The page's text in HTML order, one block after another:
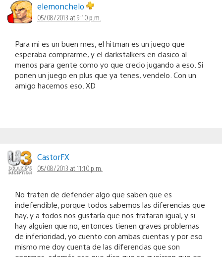
elemonchelo
05/08/2013 at 9:10 p.m.
Para mi es un buen mes, el hitman es un juego que
esperaba comprarme, y el darkstalkers en clasico al
menos para gente como yo que crecio jugando a eso. Si
ponen un juego en plus que ya tenes, vendelo. Con un
amigo hacemos eso. XD
CastorFX
05/08/2013 at 11:10 p.m.
No traten de defender algo que saben que es
indefendible, porque todos sabemos las diferencias que
hay, y a todos nos gustaría que nos trataran igual, y si
hay alguien que no, entonces tienen graves problemas
de inferioridad, yo cuento con ambas cuentas y por eso
mismo me doy cuenta de las diferencias que son